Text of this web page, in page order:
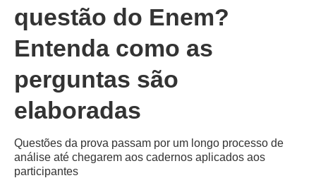
questão do Enem?
Entenda como as
perguntas são
elaboradas
Questões da prova passam por um longo processo de
análise até chegarem aos cadernos aplicados aos
participantes